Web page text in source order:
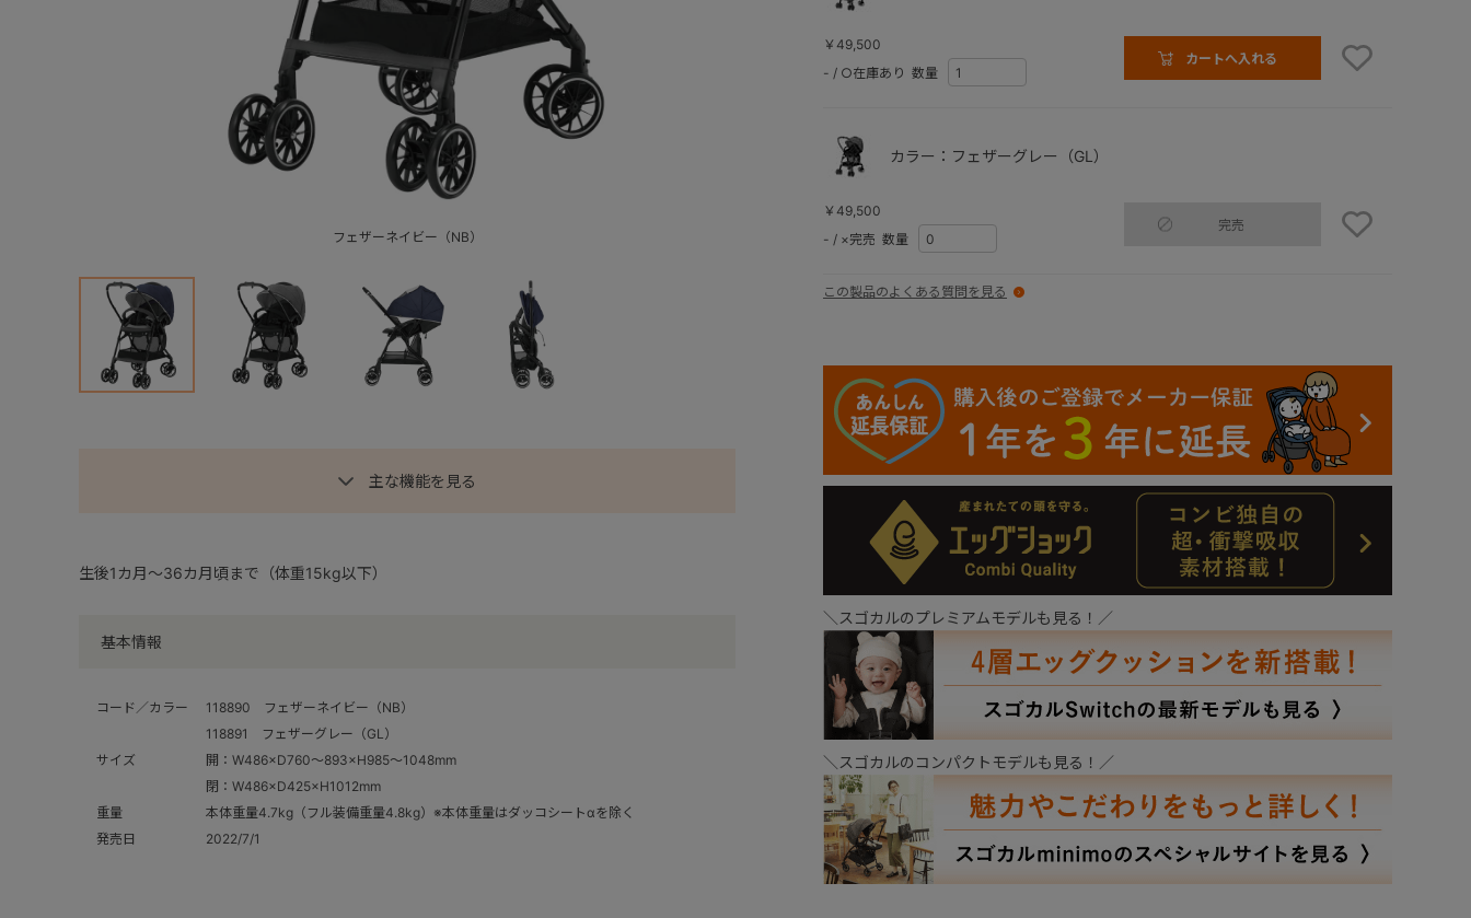
フェザーネイビー（NB）
基本情報
コード／カラー
118890 フェザーネイビー（NB）
118891 フェザーグレー（GL）
サイズ
開：W486×D760～893×H985～1048mm
閉：W486×D425×H1012mm
重量
本体重量4.7kg（フル装備重量4.8kg）※本体重量はダッコシートαを除く
発売日
2022/7/1
主な機能を見る
生後1カ月～36カ月頃まで（体重15kg以下）
￥49,500
- / ○在庫あり 数量
カートへ入れる
カラー：フェザーグレー（GL）
￥49,500
- / ×完売 数量
完売
この製品のよくある質問を見る
＼スゴカルのプレミアムモデルも見る！／
＼スゴカルのコンパクトモデルも見る！／